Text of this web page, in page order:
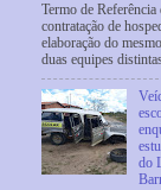
Termo de Referência
contratação de
elaboração do
duas equipes
do